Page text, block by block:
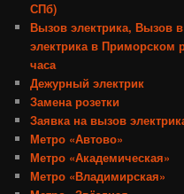
СПб)
Вызов электрика, Вызов
электрика в Приморском
часа
Дежурный электрик
Замена розетки
Заявка на вызов
Метро «Автово»
Метро «Академическая»
Метро «Владимирская»